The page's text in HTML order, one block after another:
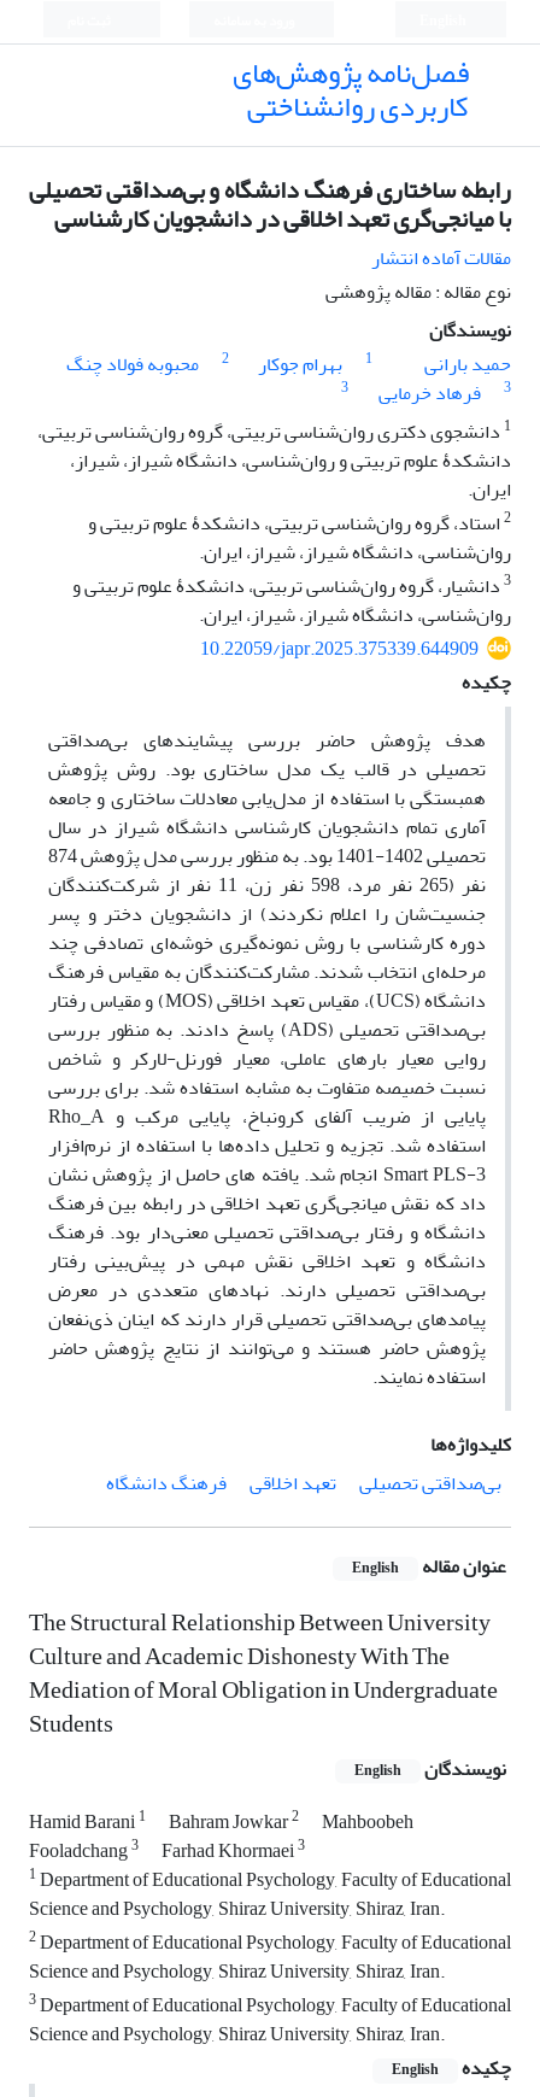
فصل‌نامه پژوهش‌های
کاربردی روانشناختی
رابطه ساختاری فرهنگ دانشگاه و بی‌صداقتی تحصیلی
با میانجی‌گری تعهد اخلاقی در دانشجویان کارشناسی
مقالات آماده انتشار
نوع مقاله : مقاله پژوهشی
نویسندگان
حمید بارانی
1 بهرام جوکار 2 محبوبه فولاد چنگ
3 فرهاد خرمایی
3
1 دانشجوی دکتری روان‌شناسی تربیتی، گروه روان‌شناسی تربیتی،
دانشکدۀ علوم تربیتی و روان‌شناسی، دانشگاه شیراز، شیراز،
ایران.
2استاد، گروه روان‌شناسی تربیتی، دانشکدۀ علوم تربیتی و
روان‌شناسی، دانشگاه شیراز، شیراز، ایران.
3دانشیار، گروه روان‌شناسی تربیتی، دانشکدۀ علوم تربیتی و
روان‌شناسی، دانشگاه شیراز، شیراز، ایران.
10.22059/japr.2025.375339.644909
چکیده
هدف پژوهش حاضر بررسی پیشایندهای بی‌صداقتی
تحصیلی در قالب یک مدل ساختاری بود. روش پژوهش
همبستگی با استفاده از مدل‌یابی معادلات ساختاری و جامعه
آماری تمام دانشجویان کارشناسی دانشگاه شیراز در سال
تحصیلی 1402-1401 بود. به منظور بررسی مدل پژوهش 874
نفر (265 نفر مرد، 598 نفر زن، 11 نفر از شرکت‌کنندگان
جنسیت‌شان را اعلام نکردند) از دانشجویان دختر و پسر
دوره کارشناسی با روش نمونه‌گیری خوشه‌ای تصادفی چند
مرحله‌ای انتخاب شدند. مشارکت‌کنندگان به مقیاس فرهنگ
دانشگاه (UCS)، مقیاس تعهد اخلاقی (MOS) و مقیاس رفتار
بی‌صداقتی تحصیلی (ADS) پاسخ دادند. به منظور بررسی
روایی معیار بارهای عاملی، معیار فورنل-لارکر و شاخص
نسبت خصیصه متفاوت به مشابه استفاده شد. برای بررسی
پایایی از ضریب آلفای کرونباخ، پایایی مرکب و Rho_A
استفاده شد. تجزیه و تحلیل داده‌ها با استفاده از نرم‌افزار
Smart PLS-3 انجام شد. یافته های حاصل از پژوهش نشان
داد که نقش میانجی‌گری تعهد اخلاقی در رابطه بین فرهنگ
دانشگاه و رفتار بی‌صداقتی تحصیلی معنی‌دار بود. فرهنگ
دانشگاه و تعهد اخلاقی نقش مهمی در پیش‌بینی رفتار
بی‌صداقتی تحصیلی دارند. نهادهای متعددی در معرض
پیامدهای بی‌صداقتی تحصیلی قرار دارند که اینان ذی‌نفعان
پژوهش حاضر هستند و می‌توانند از نتایج پژوهش حاضر
استفاده نمایند.
کلیدواژه‌ها
بی‌صداقتی تحصیلی
تعهد اخلاقی فرهنگ دانشگاه
عنوان مقاله English
The Structural Relationship Between University
Culture and Academic Dishonesty With The
Mediation of Moral Obligation in Undergraduate
Students
نویسندگان English
Hamid Barani1 Bahram Jowkar2
Mahboobeh
Fooladchang3 Farhad Khormaei3
1Department of Educational Psychology, Faculty of Educational
Science and Psychology, Shiraz University, Shiraz, Iran.
2Department of Educational Psychology, Faculty of Educational
Science and Psychology, Shiraz University, Shiraz, Iran.
3Department of Educational Psychology, Faculty of Educational
Science and Psychology, Shiraz University, Shiraz, Iran.
چکیده
English